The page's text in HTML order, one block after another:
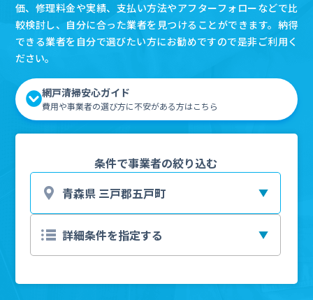
価、修理料金や実績、支払い方法やアフターフォローなどで比
較検討し、自分に合った業者を見つけることができます。納得
できる業者を自分で選びたい方にお勧めですので是非ご利用く
ださい。
網戸清掃安心ガイド
費用や事業者の選び方に不安がある方はこちら
条件で事業者の絞り込む